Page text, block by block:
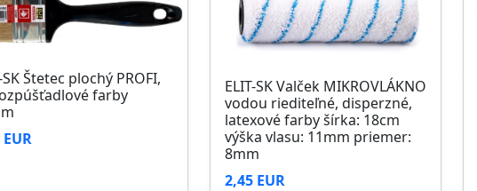
SK Štetec plochý PROFI,
farby
ELIT-SK Valček MIKROVLÁKNO
vodou riediteľné, disperzné,
latexové farby šírka: 18cm
výška vlasu: 11mm priemer:
8mm
2,45 EUR